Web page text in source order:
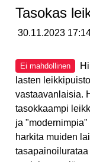
Tasokas
30.11.2023
Ei mahdollinen
lasten
vastaavanlaisia.
tasokkaampi
ja
harkita muiden